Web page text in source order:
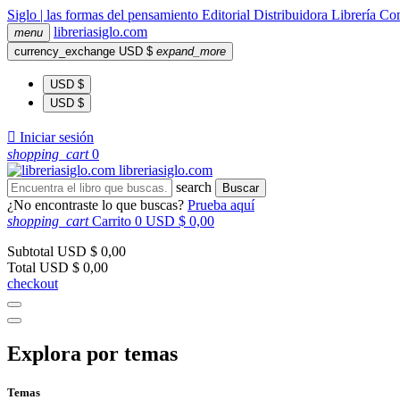
Siglo | las formas del pensamiento Editorial Distribuidora Librería
menu libreriasiglo.com
currency_exchange USD $ expand_more
USD $
USD $
 Iniciar sesión
shopping_cart 0
libreriasiglo.com
search
Buscar
¿No encontraste lo que buscas? Prueba aquí
shopping_cart Carrito 0 USD $ 0,00
Subtotal USD $ 0,00
Total USD $ 0,00
checkout
Explora por temas
Temas